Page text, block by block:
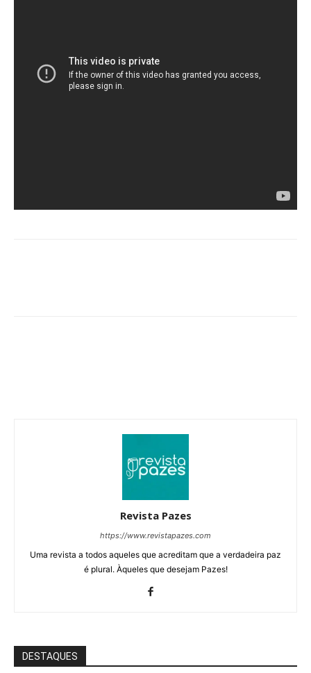
Revista Pazes
https://www.revistapazes.com
Uma revista a todos aqueles que acreditam que a verdadeira paz
é plural. Àqueles que desejam Pazes!
DESTAQUES